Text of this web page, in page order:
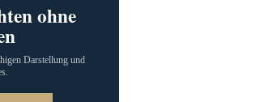
ohne
Darstellung und